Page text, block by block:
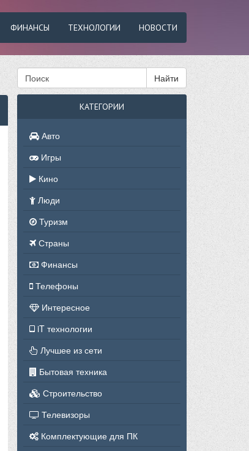
ФИНАНСЫ ТЕХНОЛОГИИ НОВОСТИ
Найти
КАТЕГОРИИ
Авто
Игры
Кино
Люди
Туризм
Страны
Финансы
Телефоны
Интересное
iT технологии
Лучшее из сети
Бытовая техника
Строительство
Телевизоры
Комплектующие для ПК